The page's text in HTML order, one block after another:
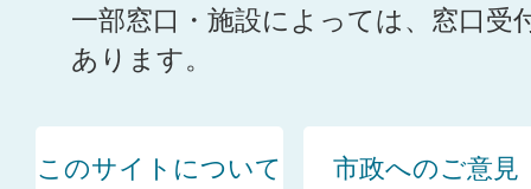
一部窓口・施設によっては、窓口受
あります。
このサイトについて 市政へのご意見